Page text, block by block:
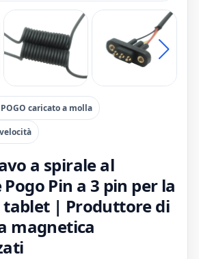
caricato a molla
a spirale al
Pin a 3 pin per la
tablet | Produttore di
magnetica